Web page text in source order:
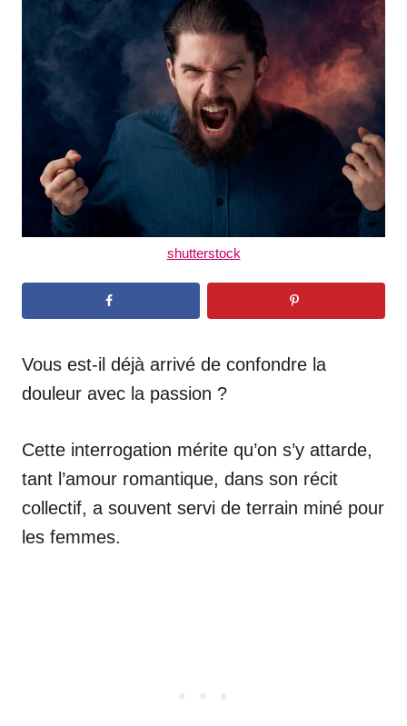
shutterstock
Vous est-il déjà arrivé de confondre la
douleur avec la passion ?
Cette interrogation mérite qu’on s’y attarde,
tant l’amour romantique, dans son récit
collectif, a souvent servi de terrain miné pour
les femmes.